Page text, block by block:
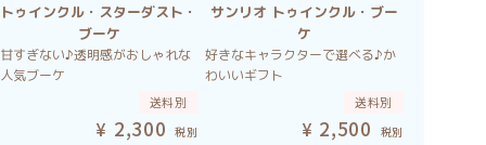
トゥインクル・スターダスト・
ブーケ
甘すぎない♪透明感がおしゃれな
人気ブーケ
送料別
2,300 税別
サンリオ トゥインクル・ブー
ケ
好きなキャラクターで選べる♪か
わいいギフト
送料別
2,500 税別